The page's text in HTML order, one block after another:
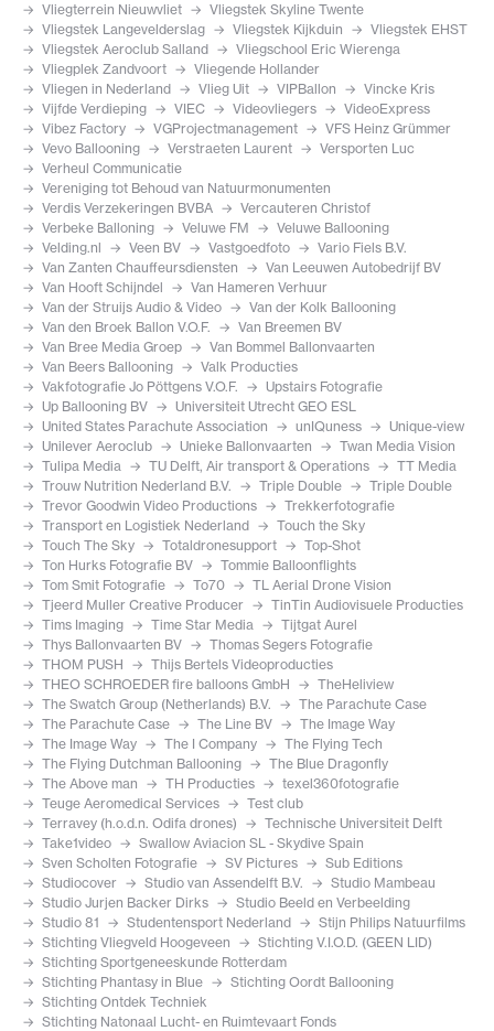
Vliegterrein Nieuwvliet
Vliegstek Skyline Twente
Vliegstek Langevelderslag
Vliegstek Kijkduin
Vliegstek EHST
Vliegstek Aeroclub Salland
Vliegschool Eric Wierenga
Vliegplek Zandvoort
Vliegende Hollander
Vliegen in Nederland
Vlieg Uit VIPBallon
Vincke Kris
Vijfde Verdieping
VIEC Videovliegers
VideoExpress
Vibez Factory
VGProjectmanagement
VFS Heinz Grümmer
Vevo Ballooning
Verstraeten Laurent
Versporten Luc
Verheul Communicatie
Vereniging tot Behoud van Natuurmonumenten
Verdis Verzekeringen BVBA
Vercauteren Christof
Verbeke Balloning
Veluwe FM
Veluwe Ballooning
Velding.nl
Veen BV Vastgoedfoto
Vario Fiels B.V.
Van Zanten Chauffeursdiensten
Van Leeuwen Autobedrijf BV
Van Hooft Schijndel
Van Hameren Verhuur
Van der Struijs Audio & Video
Van der Kolk Ballooning
Van den Broek Ballon V.O.F.
Van Breemen BV
Van Bree Media Groep
Van Bommel Ballonvaarten
Van Beers Ballooning
Valk Producties
Vakfotografie Jo Pöttgens V.O.F.
Upstairs Fotografie
Up Ballooning BV
Universiteit Utrecht GEO ESL
United States Parachute Association
unIQuness
Unique-view
Unilever Aeroclub
Unieke Ballonvaarten
Twan Media Vision
Tulipa Media
TU Delft, Air transport & Operations
TT Media
Trouw Nutrition Nederland B.V.
Triple Double
Triple Double
Trevor Goodwin Video Productions
Trekkerfotografie
Transport en Logistiek Nederland
Touch the Sky
Touch The Sky
Totaldronesupport
Top-Shot
Ton Hurks Fotografie BV
Tommie Balloonflights
Tom Smit Fotografie
To70
TL Aerial Drone Vision
Tjeerd Muller Creative Producer
TinTin Audiovisuele Producties
Tims Imaging
Time Star Media
Tijtgat Aurel
Thys Ballonvaarten BV
Thomas Segers Fotografie
THOM PUSH
Thijs Bertels Videoproducties
THEO SCHROEDER fire balloons GmbH
TheHeliview
The Swatch Group (Netherlands) B.V.
The Parachute Case
The Parachute Case
The Line BV
The Image Way
The Image Way
The I Company
The Flying Tech
The Flying Dutchman Ballooning
The Blue Dragonfly
The Above man
TH Producties
texel360fotografie
Teuge Aeromedical Services
Test club
Terravey (h.o.d.n. Odifa drones)
Technische Universiteit Delft
Take1video
Swallow Aviacion SL - Skydive Spain
Sven Scholten Fotografie
SV Pictures
Sub Editions
Studiocover
Studio van Assendelft B.V.
Studio Mambeau
Studio Jurjen Backer Dirks
Studio Beeld en Verbeelding
Studio 81
Studentensport Nederland
Stijn Philips Natuurfilms
Stichting Vliegveld Hoogeveen
Stichting V.I.O.D. (GEEN LID)
Stichting Sportgeneeskunde Rotterdam
Stichting Phantasy in Blue
Stichting Oordt Ballooning
Stichting Ontdek Techniek
Stichting Natonaal Lucht- en Ruimtevaart Fonds